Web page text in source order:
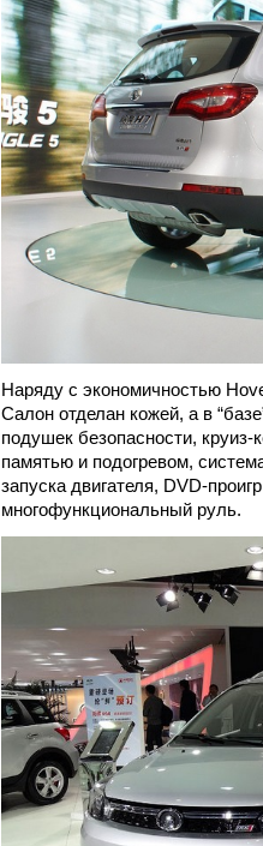
Наряду с экономичностью
Салон отделан кожей, а в
подушек безопасности, круиз-
памятью и подогревом,
запуска двигателя, DVD-
многофункциональный руль.